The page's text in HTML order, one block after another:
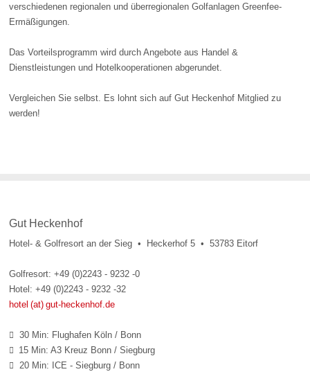
verschiedenen regionalen und überregionalen Golfanlagen Greenfee-
Ermäßigungen.
Das Vorteilsprogramm wird durch Angebote aus Handel &
Dienstleistungen und Hotelkooperationen abgerundet.
Vergleichen Sie selbst. Es lohnt sich auf Gut Heckenhof Mitglied zu
werden!
Gut Heckenhof
Hotel- & Golfresort an der Sieg • Heckerhof 5 • 53783 Eitorf
Golfresort: +49 (0)2243 - 9232 -0
Hotel: +49 (0)2243 - 9232 -32
hotel (at) gut-heckenhof.de
 30 Min: Flughafen Köln / Bonn
 15 Min: A3 Kreuz Bonn / Siegburg
 20 Min: ICE - Siegburg / Bonn